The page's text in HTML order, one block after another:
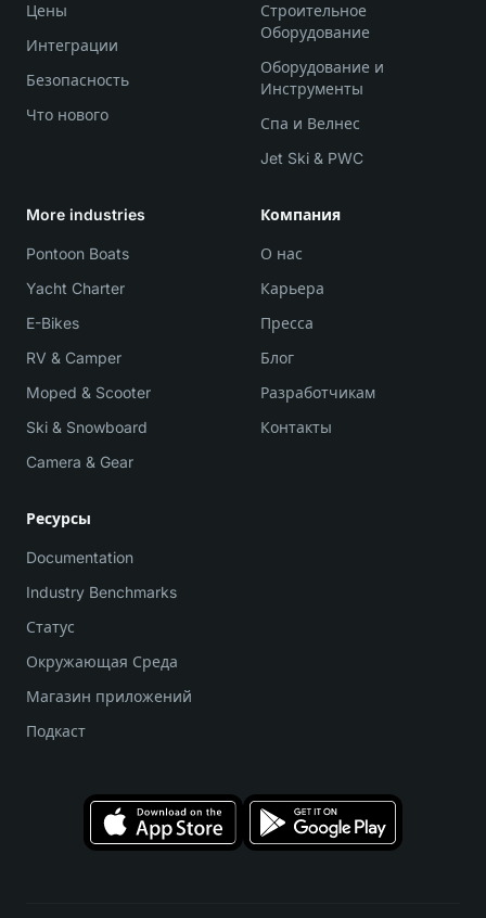
Цены
Интеграции
Безопасность
Что нового
Строительное
Оборудование
Оборудование и
Инструменты
Спа и Велнес
Jet Ski & PWC
More industries
Pontoon Boats
Yacht Charter
E-Bikes
RV & Camper
Moped & Scooter
Ski & Snowboard
Camera & Gear
Компания
О нас
Карьера
Пресса
Блог
Разработчикам
Контакты
Ресурсы
Documentation
Industry Benchmarks
Статус
Окружающая Среда
Магазин приложений
Подкаст